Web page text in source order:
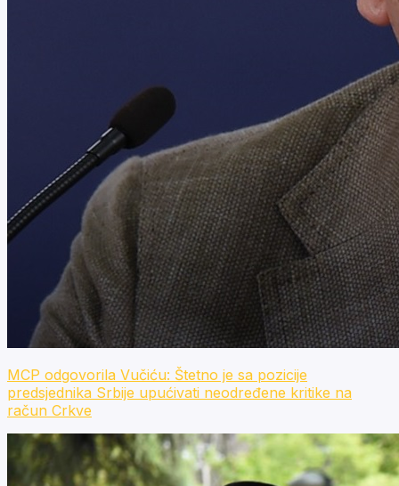
MCP odgovorila Vučiću: Štetno je sa pozicije
predsjednika Srbije upućivati neodređene kritike na
račun Crkve